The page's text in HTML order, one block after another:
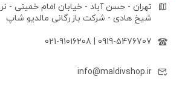
تهران - حسن آباد - خیابان امام خمینی -
شیخ هادی - شرکت بازرگانی مالدیو شاپ
0919-5476707
021-91016208
info@maldivshop.ir